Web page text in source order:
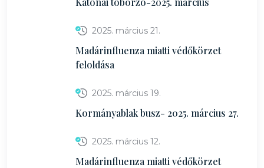
2025. március 21.
Madárinfluenza miatti védőkörzet
feloldása
2025. március 19.
Kormányablak busz- 2025. március 27.
2025. március 12.
Madárinfluenza miatti védőkörzet